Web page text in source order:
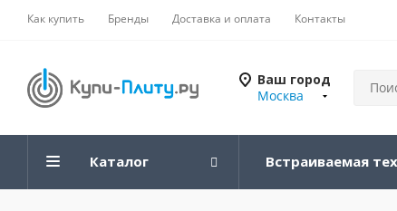
Как купить Бренды Доставка и оплата Контакты
Ваш город
Москва
Каталог Встраиваемая